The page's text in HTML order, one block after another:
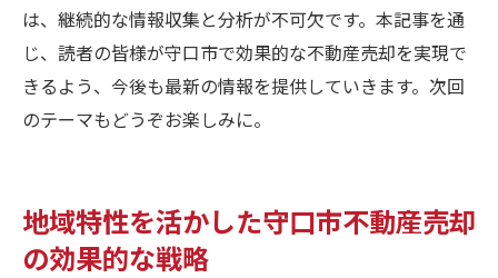
は、継続的な情報収集と分析が不可欠です。本記事を通
じ、読者の皆様が守口市で効果的な不動産売却を実現で
きるよう、今後も最新の情報を提供していきます。次回
のテーマもどうぞお楽しみに。
地域特性を活かした守口市不動産売却
の効果的な戦略